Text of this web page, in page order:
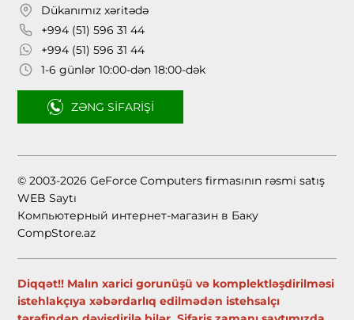
Dükanımız xəritədə
+994 (51) 596 31 44
+994 (51) 596 31 44
1-6 günlər 10:00-dən 18:00-dək
ZƏNG SIFARIŞI
© 2003-2026 GeForce Computers firmasının rəsmi satış
WEB Saytı
Компьютерный интернет-магазин в Баку
CompStore.az
Diqqət!! Malın xarici gorunüşü və komplektləşdirilməsi
istehlakçıya xəbərdarlıq edilmədən istehsalçı